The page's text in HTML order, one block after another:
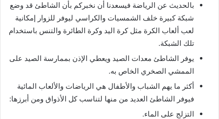
بالحديث عن الرياضة فيسعدنا أن نخبركم بأن الشاطئ قد وضع
شبكة كبيرة خلف الشمسيات والكراسي ليوفر للزوار إمكانية
لعب ألعاب الكرة مثل كرة اليد وكرة الطائرة والتنس باستخدام
تلك الشبكة.
يوفر الشاطئ معدات الصيد ويعطي الإذن بممارسة الصيد على
الممشي الصخري الخاص به.
أكثر ما يهم الشباب والأطفال هي الرياضات والألعاب المائية
فيوفر الشاطئ العديد من منها لتناسب كل الأذواق ومن أبرزها:
التزلج على الماء.